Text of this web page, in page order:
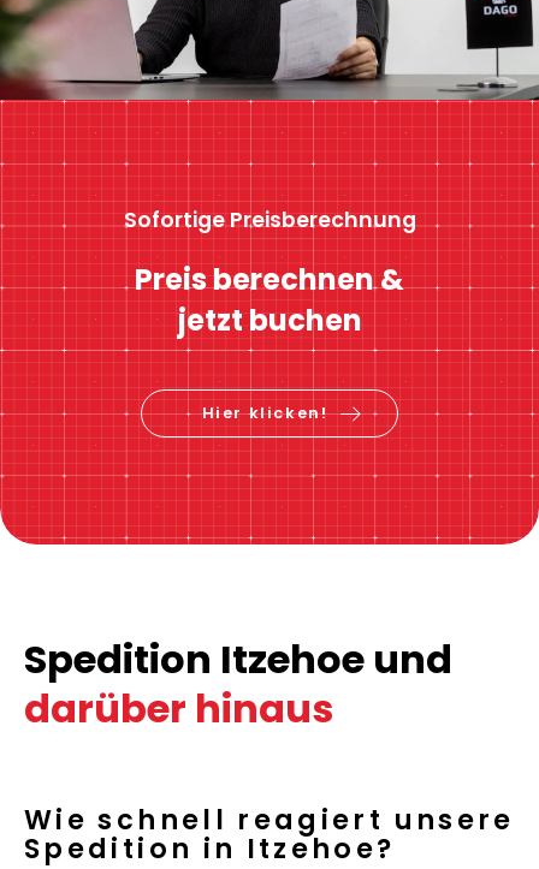
Sofortige Preisberechnung
Preis berechnen &
jetzt buchen
Hier klicken!
Spedition Itzehoe und
darüber hinaus
Wie schnell reagiert unsere
Spedition in Itzehoe?